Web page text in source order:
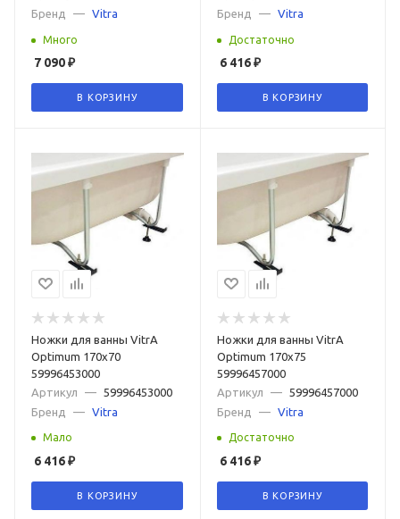
Бренд
— Vitra
Много
7 090₽
В КОРЗИНУ
Бренд
— Vitra
Достаточно
6 416₽
В КОРЗИНУ
Ножки для ванны VitrA
Optimum 170х70
59996453000
Артикул
—
59996453000
Бренд
— Vitra
Мало
6 416₽
В КОРЗИНУ
Ножки для ванны VitrA
Optimum 170х75
59996457000
Артикул
—
59996457000
Бренд
— Vitra
Достаточно
6 416₽
В КОРЗИНУ